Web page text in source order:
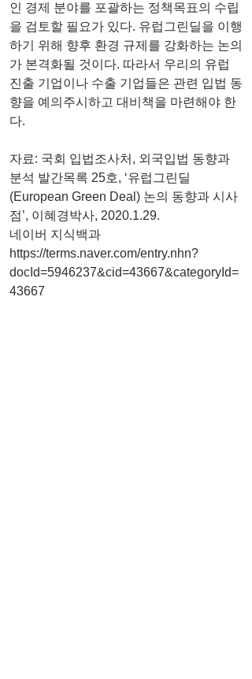
인 경제 분야를 포괄하는 정책목표의 수립
을 검토할 필요가 있다. 유럽그린딜을 이행
하기 위해 향후 환경 규제를 강화하는 논의
가 본격화될 것이다. 따라서 우리의 유럽
진출 기업이나 수출 기업들은 관련 입법 동
향을 예의주시하고 대비책을 마련해야 한
다.
자료: 국회 입법조사처, 외국입법 동향과
분석 발간목록 25호, ‘유럽그린딜
(European Green Deal) 논의 동향과 시사
점’, 이혜경박사, 2020.1.29.
네이버 지식백과
https://terms.naver.com/entry.nhn?
docId=5946237&cid=43667&categoryId=
43667